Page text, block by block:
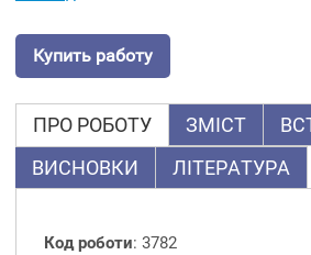
Купить работу
ПРО РОБОТУ ЗМІСТ
ВИСНОВКИ
ЛІТЕРАТУРА
Код роботи: 3782